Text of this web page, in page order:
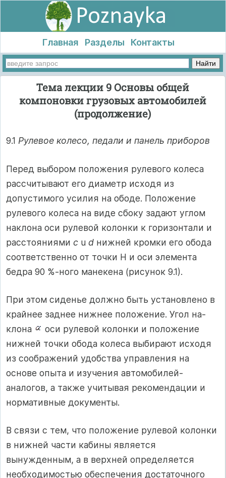
Главная Разделы Контакты
Тема лекции 9 Основы общей
компоновки грузовых автомобилей
(продолжение)
9.1 Рулевое колесо, педали и панель приборов
Перед выбором положения рулевого колеса
рассчитывают его диаметр исходя из
допустимого усилия на ободе. Положение
рулевого колеса на виде сбоку задают углом
наклона оси рулевой колонки к горизонтали и
расстояниями c u d нижней кромки его обода
соответственно от точки Н и оси элемента
бедра 90 %-ного мане­кена (рисунок 9.1).
При этом сиденье должно быть установлено в
крайнее заднее нижнее положение. Угол на­
клона
оси рулевой колонки и положе­ние
нижней точки обода колеса выби­рают исходя
из соображений удобства управления на
основе опыта и изучения автомобилей-
аналогов, а также учиты­вая рекомендации и
нормативные доку­менты.
В связи с тем, что положение руле­вой колонки
в нижней части кабины является
вынужденным, а в верхней определяется
необходимостью обеспечения достаточного